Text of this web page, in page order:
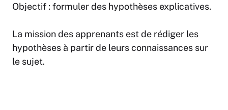
Objectif : formuler des hypothèses explicatives.
La mission des apprenants est de rédiger les
hypothèses à partir de leurs connaissances sur
le sujet.